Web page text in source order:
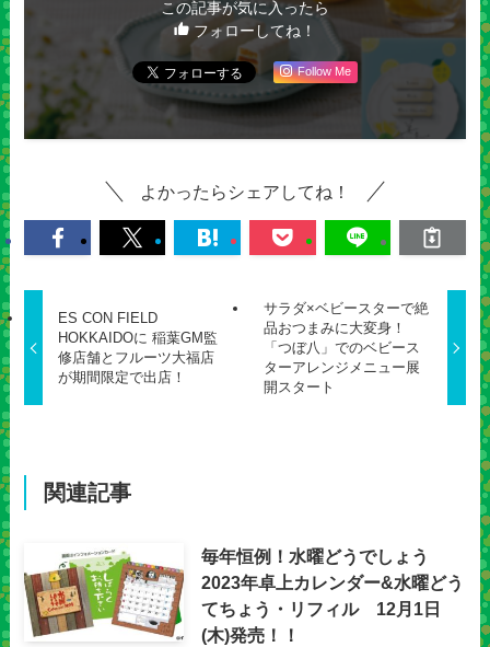
この記事が気に入ったら
フォローしてね！
Follow Me
よかったらシェアしてね！
ES CON FIELD
HOKKAIDOに 稲葉GM監
修店舗とフルーツ大福店
が期間限定で出店！
サラダ×ベビースターで絶
品おつまみに大変身！
「つぼ八」でのベビース
ターアレンジメニュー展
開スタート
関連記事
毎年恒例！水曜どうでしょう
2023年卓上カレンダー&水曜どう
てちょう・リフィル 12月1日
(木)発売！！